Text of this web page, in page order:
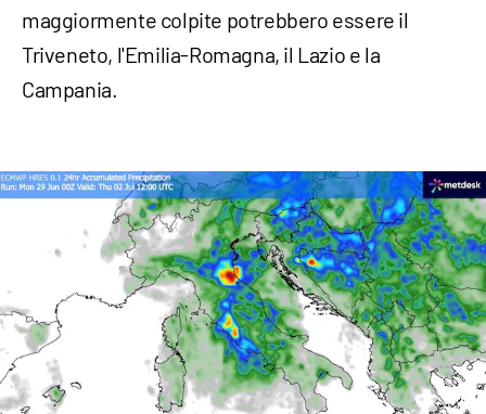
maggiormente colpite potrebbero essere il
Triveneto, l'Emilia-Romagna, il Lazio e la
Campania.